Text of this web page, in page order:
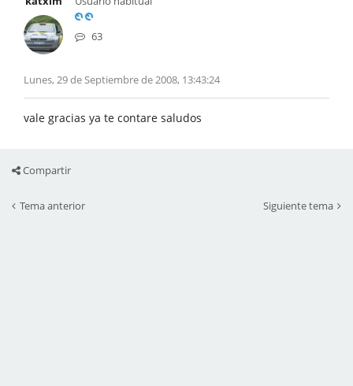
63
Lunes, 29 de Septiembre de 2008, 13:43:24
vale gracias ya te contare saludos
Compartir
Tema anterior Siguiente tema